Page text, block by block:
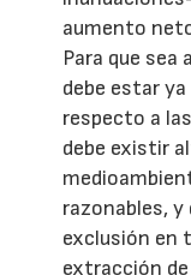
aumento
Para que sea
debe estar
respecto a
debe existir
razonables, y
exclusión en
extracción